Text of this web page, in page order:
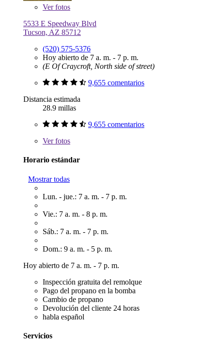
Verfotos
5533 E Speedway Blvd
Tucson, AZ 85712
(520) 575-5376
Hoy abierto de 7 a. m. - 7 p. m.
(E Of Craycroft, North side of street)
9,655 comentarios
Distancia estimada
28.9 millas
9,655 comentarios
Verfotos
Horario estándar
Mostrar todas
Lun. - jue.: 7 a. m. - 7 p. m.
Vie.: 7 a. m. - 8 p. m.
Sáb.: 7 a. m. - 7 p. m.
Dom.: 9 a. m. - 5 p. m.
Hoy abierto de 7 a. m. - 7 p. m.
Inspección gratuita del remolque
Pago del propano en la bomba
Cambio de propano
Devolución del cliente 24 horas
habla español
Servicios